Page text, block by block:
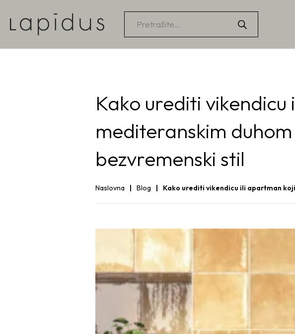
Products
search
Kako urediti
mediteranskim
bezvremenski stil
Naslovna Blog Kako urediti vikendicu ili apartman